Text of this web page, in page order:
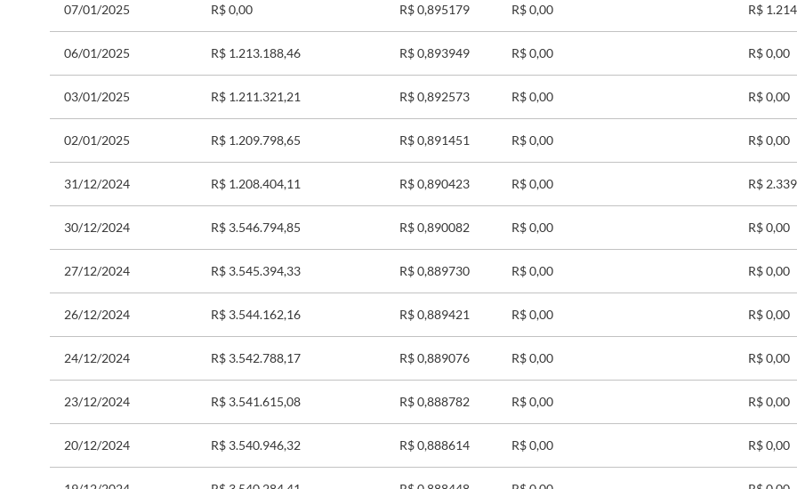
07/01/2025 R$ 0,00 R$ 0,895179 R$ 0,00 R$
06/01/2025 R$ 1.213.188,46 R$ 0,893949 R$ 0,00 R$ 0,00
03/01/2025 R$ 1.211.321,21 R$ 0,892573 R$ 0,00 R$ 0,00
02/01/2025 R$ 1.209.798,65 R$ 0,891451 R$ 0,00 R$ 0,00
31/12/2024 R$ 1.208.404,11 R$ 0,890423 R$ 0,00 R$
30/12/2024 R$ 3.546.794,85 R$ 0,890082 R$ 0,00 R$ 0,00
27/12/2024 R$ 3.545.394,33 R$ 0,889730 R$ 0,00 R$ 0,00
26/12/2024 R$ 3.544.162,16 R$ 0,889421 R$ 0,00 R$ 0,00
24/12/2024 R$ 3.542.788,17 R$ 0,889076 R$ 0,00 R$ 0,00
23/12/2024 R$ 3.541.615,08 R$ 0,888782 R$ 0,00 R$ 0,00
20/12/2024 R$ 3.540.946,32 R$ 0,888614 R$ 0,00 R$ 0,00